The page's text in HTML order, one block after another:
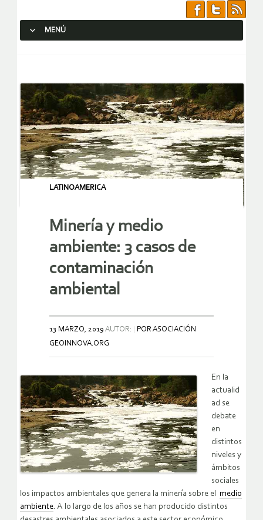
MENÚ
LATINOAMERICA
Minería y medio
ambiente: 3 casos de
contaminación
ambiental
13 MARZO, 2019 AUTOR:
POR ASOCIACIÓN
GEOINNOVA.ORG
En la
actualid
ad se
debate
en
distintos
niveles y
ámbitos
sociales
los impactos ambientales que genera la minería sobre el medio
ambiente. A lo largo de los años se han producido distintos